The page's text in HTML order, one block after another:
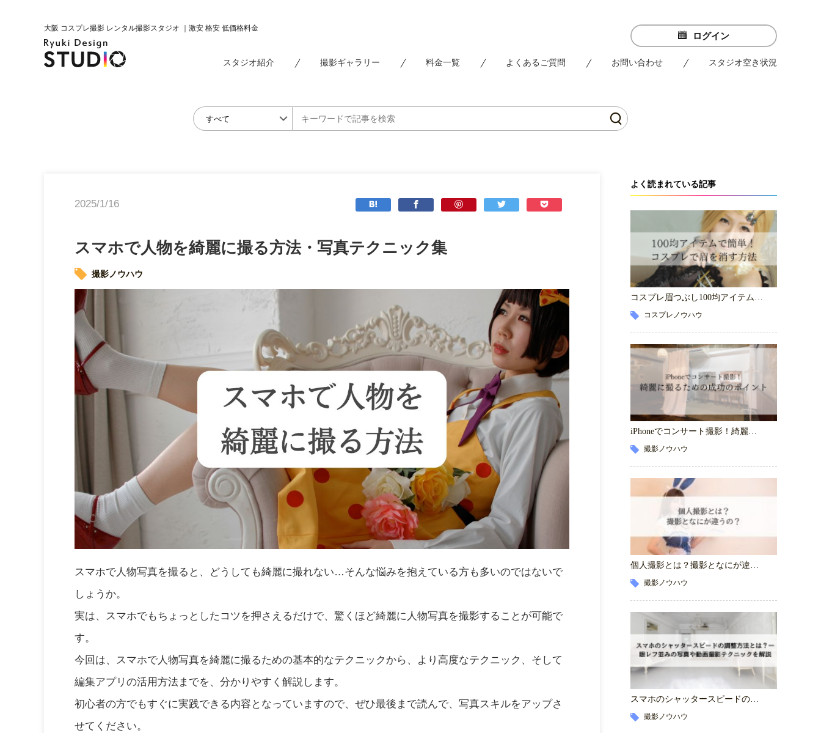
大阪 コスプレ撮影 レンタル撮影スタジオ ｜激安 格安 低価格料金
ログイン
スタジオ紹介 撮影ギャラリー 料金一覧 よくあるご質問 お問い合わせ スタジオ空き状況
2025/1/16
スマホで人物を綺麗に撮る方法・写真テクニック集
撮影ノウハウ
スマホで人物写真を撮ると、どうしても綺麗に撮れない…そんな悩みを抱えている方も多いのではないで
しょうか。
実は、スマホでもちょっとしたコツを押さえるだけで、驚くほど綺麗に人物写真を撮影することが可能で
す。
今回は、スマホで人物写真を綺麗に撮るための基本的なテクニックから、より高度なテクニック、そして
編集アプリの活用方法までを、分かりやすく解説します。
初心者の方でもすぐに実践できる内容となっていますので、ぜひ最後まで読んで、写真スキルをアップさ
せてください。
よく読まれている記事
コスプレ眉つぶし100均アイテム…
コスプレノウハウ
iPhoneでコンサート撮影！綺麗…
撮影ノウハウ
個人撮影とは？撮影となにが違…
撮影ノウハウ
スマホのシャッタースピードの…
撮影ノウハウ